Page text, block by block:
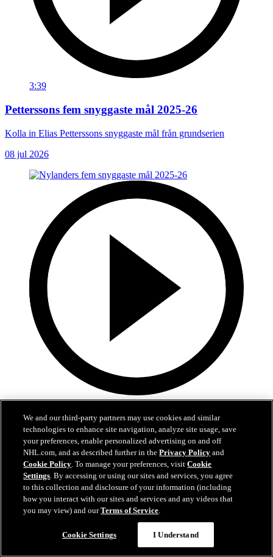
3:39
Petterssons fem snyggaste mål 2025-26
Kolla in Elias Petterssons snyggaste mål från grundserien
08 jul 2026
4:30
Nylanders fem snyggaste mål 2025-26
Kolla in William Nylanders snyggaste mål från grundserien
06 jul 2026
We and our third-party partners may use cookies and similar
technologies to enhance site navigation, analyze site usage, save
your preferences, enable personalized advertising on and off
NHL.com, and as described further in thePrivacy Policy and
Cookie Policy. To manage your preferences, visitCookie
Settings. By accessing or using our sites and services, you agree
to this collection and disclosure of your information (including
how you interact with our sites and services and any videos that
you may view) and ourTerms of Service.
Cookie Settings I Understand